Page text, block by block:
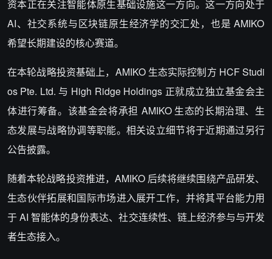
资本正在关注智能体原生基础设施这一方向。这一方向处于
AI、社交系统与区块链原生经济学的交汇处，也是 AMIKO
希望长期建设的核心赛道。
在本轮战略投资基础上， AMIKO 生态实际控制方 HCF Studi
os Pte. Ltd. 与 High Ridge Holdings 正就成立独立基金会主
体进行筹备。该基金会将承担 AMIKO 生态的长期治理、生
态发展与战略协调等职能。相关设立细节将于近期通过另行
公告披露。
随着本轮战略投资推进， AMIKO 后续将继续围绕产品研发、
生态伙伴拓展和国际市场进入展开工作，并将其平台能力用
于AI智能体的身份表达、社交连续性、链上经济参与与开发
者生态接入。